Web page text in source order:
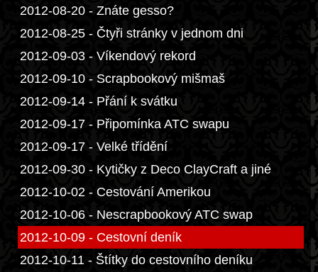
2012-08-20 - Znáte gesso?
2012-08-25 - Čtyři stránky v jednom dni
2012-09-03 - Víkendový rekord
2012-09-10 - Scrapbookový mišmaš
2012-09-14 - Přání k svátku
2012-09-17 - Připomínka ATC swapu
2012-09-17 - Velké třídění
2012-09-30 - Kytičky z Deco ClayCraft a jiné
2012-10-02 - Cestování Amerikou
2012-10-06 - Nescrapbookový ATC swap
2012-10-09 - Cestovní deník
2012-10-11 - Štítky do cestovního deníku